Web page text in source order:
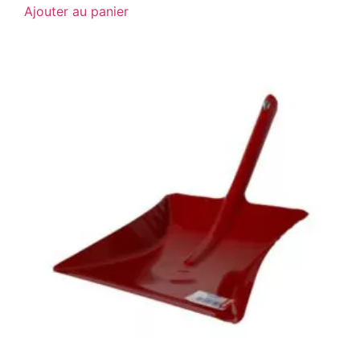
Ajouter au panier